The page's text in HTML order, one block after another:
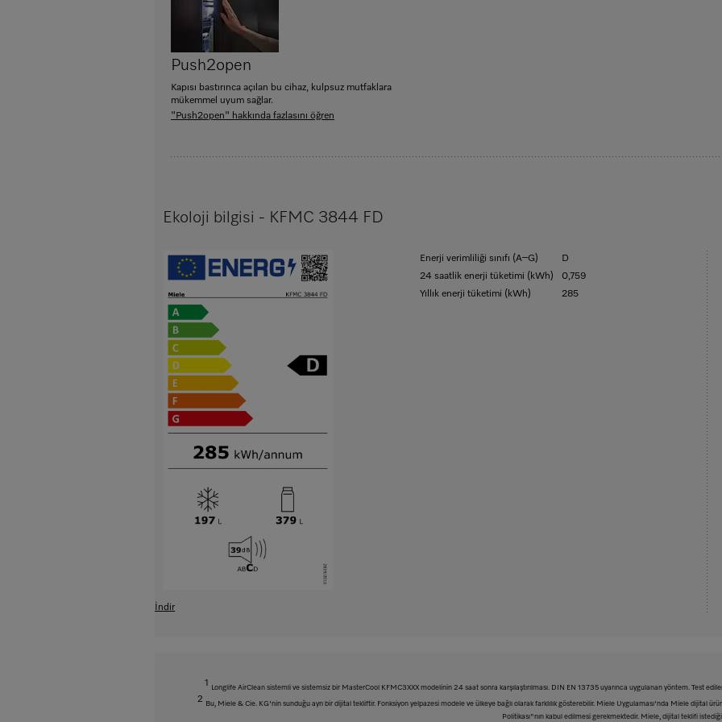
Push2open
Kapısı bastırınca açılan bu cihaz, kulpsuz mutfaklara
mükemmel uyum sağlar.
"Push2open" hakkında fazlasını öğren
Ekoloji bilgisi - KFMC 3844 FD
İndir
Enerji verimliliği sınıfı (A–G)
D
24 saatlik enerji tüketimi (kWh)
0,759
Yıllık enerji tüketimi (kWh)
285
1
Longlife AirClean sistemli ve sistemsiz bir MasterCool KFMC3XXX modelinin 24 saat sonra karşılaştırılması. DIN EN 13735 uyarınca uygulanan yöntem. Test
2
Bu, Miele & Cie. KG'nin sunduğu ayrı bir dijital tekliftir. Fonksiyon yelpazesi modele ve ülkeye bağlı olarak farklılık gösterebilir. Miele Uygulaması'nda Miele dijital
Politikası"nın kabul edilmesi gerekmektedir. Miele, dijital teklifi